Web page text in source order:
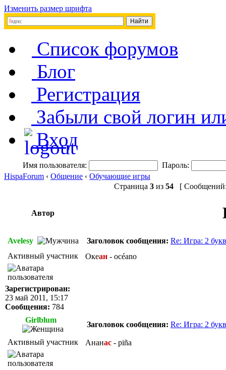
Изменить размер шрифта
Список форумов
Блог
Регистрация
Забыли свой логин
Вход
Имя пользователя:
Пароль:
HispaForum ‹ Общение ‹ Обучающие игры
Страница 3 из 54 [
Автор
Avelesy Заголовок сообщения: Re: Игра: 2
Активный участник
Зарегистрирован:
23 май 2011, 15:17
Сообщения: 784
Океан - océano
Girlblum
Заголовок сообщения: Re: Игра: 2
Активный участник Ананас - piña